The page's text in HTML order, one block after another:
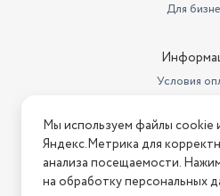
Для
Условия
Условия
Нашли ошибку на сайте?
2026 © Интернет-магазин
Мы используем файлы cookie
Яндекс.Метрика для
анализа посещаемости.
на обработку персональных